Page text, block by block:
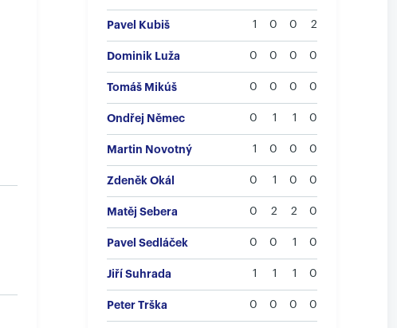
Pavel Kubiš 1 0 0 2
Dominik Luža 0 0 0 0
Tomáš Mikúš 0 0 0 0
Ondřej Němec 0 1 1 0
Martin Novotný 1 0 0 0
Zdeněk Okál 0 1 0 0
Matěj Sebera 0 2 2 0
Pavel Sedláček 0 0 1 0
Jiří Suhrada 1 1 1 0
Peter Trška 0 0 0 0